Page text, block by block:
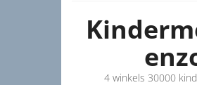
4 winkels 30000